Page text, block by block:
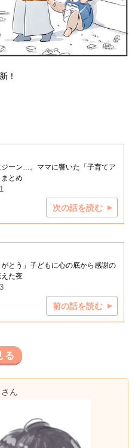
！
ーン…。ママに響いた「子育てア
まとめ
次の話を読む
とう」子どもに心の底から感謝の
た夜
前の話を読む
る
ん